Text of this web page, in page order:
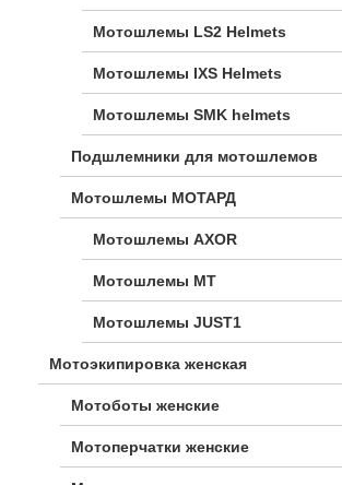
Мотошлемы LS2 Helmets
Мотошлемы IXS Helmets
Мотошлемы SMK helmets
Подшлемники для мотошлемов
Мотошлемы МОТАРД
Мотошлемы AXOR
Мотошлемы MT
Мотошлемы JUST1
Мотоэкипировка женская
Мотоботы женские
Мотоперчатки женские